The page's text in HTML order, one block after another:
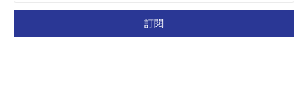
訂閱